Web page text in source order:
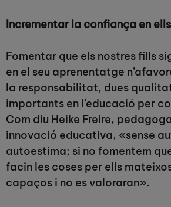
Incrementar la confiança en
Fomentar que els nostres fills
en el seu aprenentatge
la responsabilitat, dues
importants en l’educació per
Com diu Heike Freire,
innovació educativa, «sense
autoestima; si no fomentem
facin les coses per ells
capaços i no es valoraran».